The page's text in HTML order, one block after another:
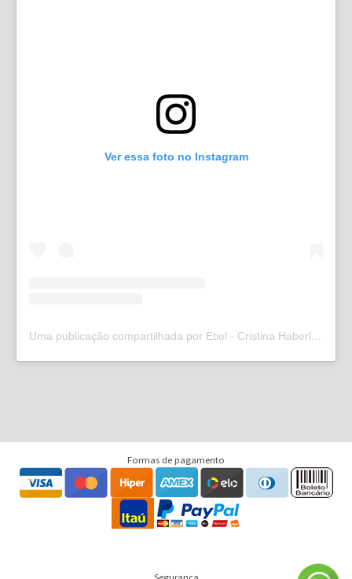
Ver essa foto no Instagram
Uma publicação compartilhada por Etiel - Cristina Haberl (@etielweb)
Formas de pagamento